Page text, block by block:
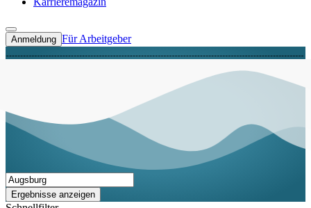
Anmeldung Für Arbeitgeber
Ergebnisse anzeigen